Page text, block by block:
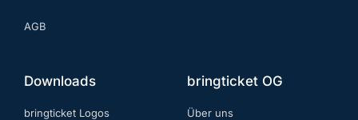
AGB
Downloads
bringticket Logos
bringticket OG
Über uns